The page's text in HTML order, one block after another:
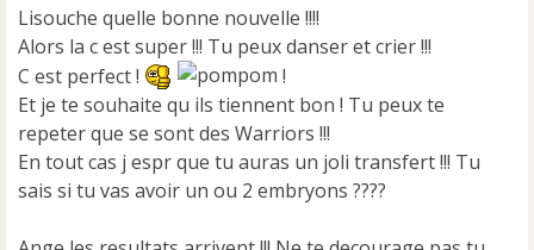
e
n
o
n
l
u
Lisouche quelle bonne nouvelle !!!!
Alors la c est super !!! Tu peux danser et crier !!!
C est perfect !
!
Et je te souhaite qu ils tiennent bon ! Tu peux te
repeter que se sont des Warriors !!!
En tout cas j espr que tu auras un joli transfert !!! Tu
sais si tu vas avoir un ou 2 embryons ????